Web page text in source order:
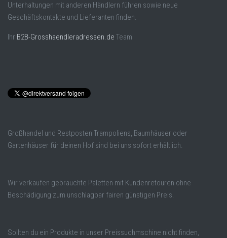
Unterhaltungen mit anderen Händlern führen sowie neue
Geschäftskontakte und Lieferanten finden.
Ihr B2B-Grosshaendleradressen.de Team
Großhandel und Restposten Trampoliens, Baumhäuser oder
Gartenhäuser für deinen Hof sind bei uns sofort erhältlich.
Wir verkaufen gebrauchte Paletten mit Kundenretouren ohne
Beschädigung zum unschlagbar fairen günstigen Preis.
Sollten du ein Produkte in unser Preissuchmschine nicht finden,